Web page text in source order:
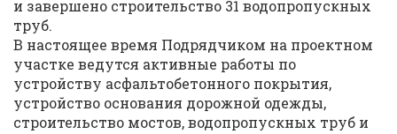
и завершено строительство 31 водопропускных
труб.
В настоящее время Подрядчиком на проектном
участке ведутся активные работы по
устройству асфальтобетонного покрытия,
устройство основания дорожной одежды,
строительство мостов, водопропускных труб и